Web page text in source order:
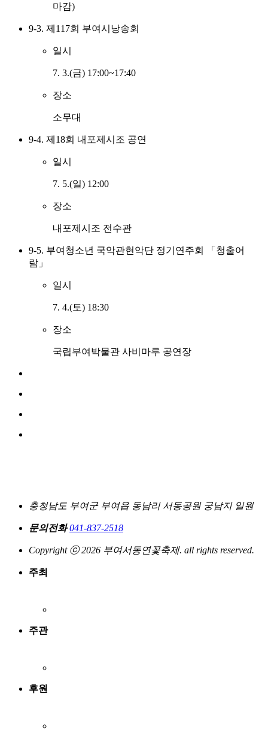
마감)
9-3. 제117회 부여시낭송회
일시
7. 3.(금) 17:00~17:40
장소
소무대
9-4. 제18회 내포제시조 공연
일시
7. 5.(일) 12:00
장소
내포제시조 전수관
9-5. 부여청소년 국악관현악단 정기연주회 「청출어
람」
일시
7. 4.(토) 18:30
장소
국립부여박물관 사비마루 공연장
충청남도 부여군 부여읍 동남리 서동공원 궁남지 일원
문의전화 041-837-2518
Copyright ⓒ 2026 부여서동연꽃축제. all rights reserved.
주최
주관
후원